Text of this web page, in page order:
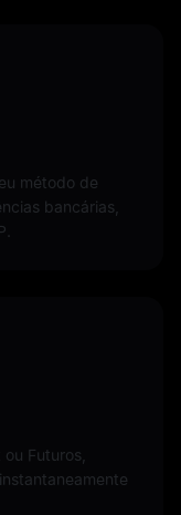
método de
bancárias,
Futuros,